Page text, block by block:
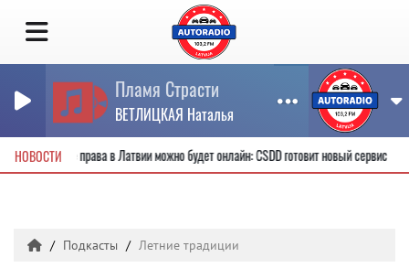
Пламя Страсти
ВЕТЛИЦКАЯ Наталья
НОВОСТИ
водительские права в Латвии можно будет онлайн: CSDD готовит новый сервис
Подкасты Летние традиции